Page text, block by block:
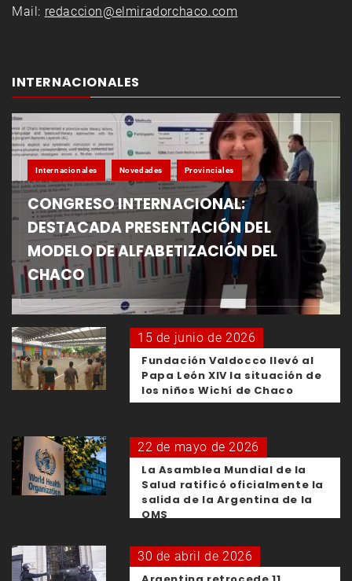
Mail: redaccion@elmiradorchaco.com
INTERNACIONALES
Internacionales Novedades Provinciales
CONGRESO INTERNACIONAL:
DESTACADA PRESENTACIÓN DEL
MODELO DE ALFABETIZACIÓN DEL
CHACO
15 de junio de 2026
Fundación Valdocco llevó al
Papa León XIV la situación de
los niños Wichí de Chaco
22 de mayo de 2026
La Asamblea Mundial de la
Salud ratificó oficialmente la
salida de la Argentina de la
OMS
30 de abril de 2026